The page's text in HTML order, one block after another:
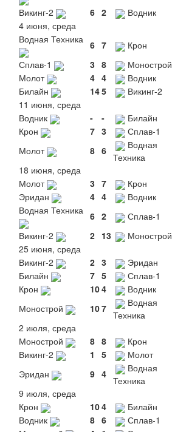
Викинг-2
6 2 Водник
4 июня, среда
Водная Техника 6 7 Крон
Сплав-1
3 8 Монострой
Молот
4 4 Водник
Билайн
145 Викинг-2
11 июня, среда
Водник
- - Билайн
Крон
7 3 Сплав-1
Молот
8 6
Водная
Техника
18 июня, среда
Молот
3 7 Крон
Эридан
4 4 Водник
Водная Техника 6 2 Сплав-1
Викинг-2
2 13 Монострой
25 июня, среда
Викинг-2
2 3 Эридан
Билайн
7 5 Сплав-1
Крон
104 Водник
Монострой
107
Водная
Техника
2 июля, среда
Монострой
8 8 Крон
Викинг-2
1 5 Молот
Эридан
9 4
Водная
Техника
9 июля, среда
Крон
104 Билайн
Водник
8 6 Сплав-1